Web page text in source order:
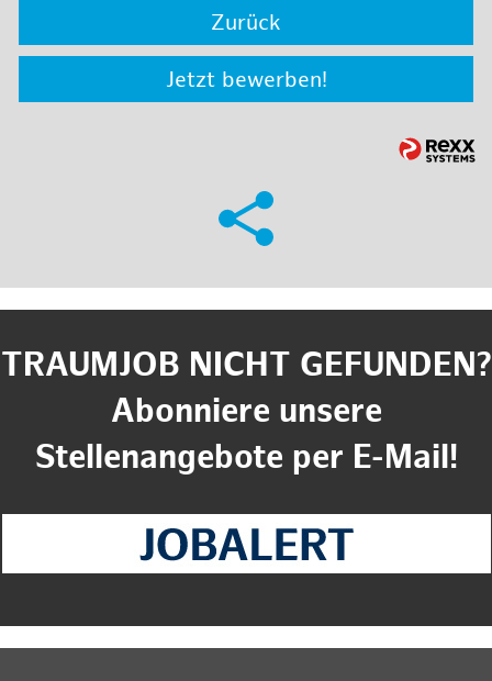
Zurück
Jetzt bewerben!
TRAUMJOB NICHT GEFUNDEN?
Abonniere unsere
Stellenangebote per E-Mail!